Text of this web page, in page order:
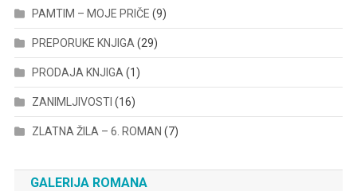
PAMTIM – MOJE PRIČE (9)
PREPORUKE KNJIGA (29)
PRODAJA KNJIGA (1)
ZANIMLJIVOSTI (16)
ZLATNA ŽILA – 6. ROMAN (7)
GALERIJA ROMANA